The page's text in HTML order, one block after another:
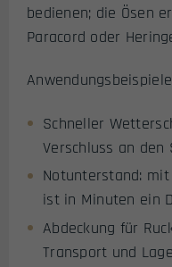
bedienen; die Ösen
Paracord oder
Schneller
Verschluss an den
Notunterstand: mit
ist in Minuten ein
Abdeckung für
Transport und